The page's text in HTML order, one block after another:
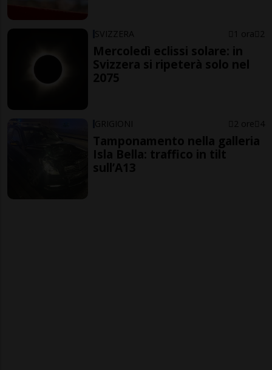
SVIZZERA 1 ora 2
Mercoledì eclissi solare: in
Svizzera si ripeterà solo nel
2075
GRIGIONI 2 ore 4
Tamponamento nella galleria
Isla Bella: traffico in tilt
sull’A13